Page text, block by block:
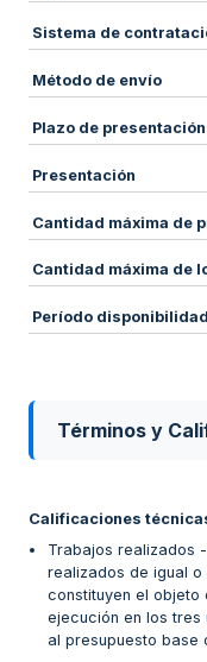
Sistema de
Método de envío
Plazo de
Presentación
Cantidad máxima de
Cantidad máxima de
Período
Términos y
Calificaciones
Trabajos realizados
realizados de igual o
constituyen el objeto
ejecución en los tres
al presupuesto base